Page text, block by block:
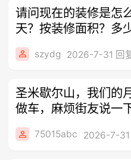
请问现在的装修是怎
天？按装修面积？多
szydg 2026-7-31 回
圣米歇尔山，我们的
做车，麻烦街友说一
趟
75015abc 2026-7-31